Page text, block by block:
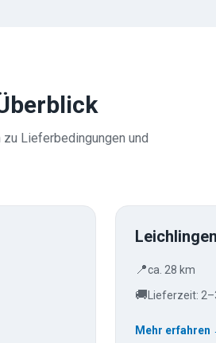
Lieferbedingungen und
Leichlingen
📍ca. 28 km
🚚 Lieferzeit:
Mehr erfahren